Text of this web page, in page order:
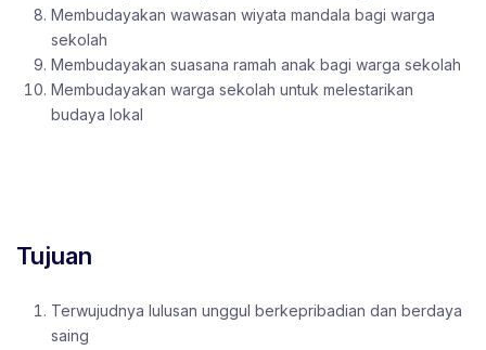
Membudayakan wawasan wiyata mandala bagi warga
sekolah
Membudayakan suasana ramah anak bagi warga sekolah
Membudayakan warga sekolah untuk melestarikan
budaya lokal
Tujuan
Terwujudnya lulusan unggul berkepribadian dan berdaya
saing